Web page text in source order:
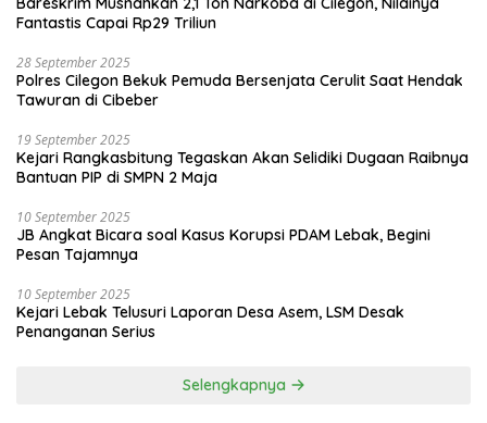
Fantastis Capai Rp29 Triliun
28 September 2025
Polres Cilegon Bekuk Pemuda Bersenjata Cerulit Saat Hendak
Tawuran di Cibeber
19 September 2025
Kejari Rangkasbitung Tegaskan Akan Selidiki Dugaan Raibnya
Bantuan PIP di SMPN 2 Maja
10 September 2025
JB Angkat Bicara soal Kasus Korupsi PDAM Lebak, Begini
Pesan Tajamnya
10 September 2025
Kejari Lebak Telusuri Laporan Desa Asem, LSM Desak
Penanganan Serius
Selengkapnya